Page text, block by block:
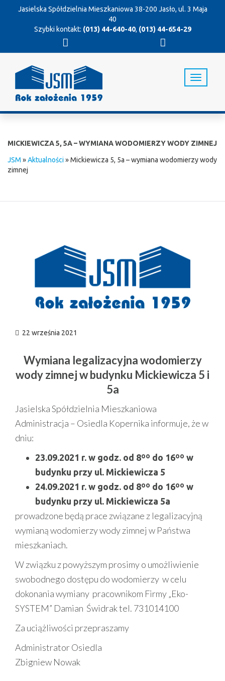
Jasielska Spółdzielnia Mieszkaniowa 38-200 Jasło, ul. 3 Maja
40
Szybki kontakt: (013) 44-640-40, (013) 44-654-29
T
o
v
MICKIEWICZA 5, 5A – WYMIANA WODOMIERZY WODY ZIMNEJ
JSM »Aktualności»Mickiewicza 5, 5a – wymiana wodomierzy wody
zimnej
22 września 2021
Wymiana legalizacyjna wodomierzy
wody zimnej w budynku Mickiewicza 5 i
5a
Jasielska Spółdzielnia Mieszkaniowa
Administracja – Osiedla Kopernika informuje, że w
dniu:
23.09.2021 r. w godz. od 8ºº do 16ºº w
budynku przy ul. Mickiewicza 5
24.09.2021 r. w godz. od 8ºº do 16ºº w
budynku przy ul. Mickiewicza 5a
prowadzone będą prace związane z legalizacyjną
wymianą wodomierzy wody zimnej w Państwa
mieszkaniach.
W związku z powyższym prosimy o umożliwienie
swobodnego dostępu do wodomierzy w celu
dokonania wymiany pracownikom Firmy „Eko-
SYSTEM” Damian Świdrak tel. 731014100
Za uciążliwości przepraszamy
Administrator Osiedla
Zbigniew Nowak